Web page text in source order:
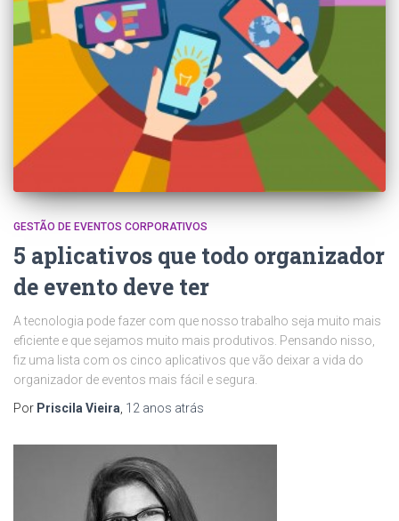
GESTÃO DE EVENTOS CORPORATIVOS
5 aplicativos que todo organizador
de evento deve ter
A tecnologia pode fazer com que nosso trabalho seja muito mais
eficiente e que sejamos muito mais produtivos. Pensando nisso,
fiz uma lista com os cinco aplicativos que vão deixar a vida do
organizador de eventos mais fácil e segura.
Por Priscila Vieira 12 anos atrás